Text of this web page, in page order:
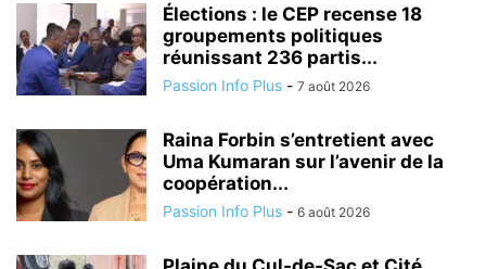
Élections : le CEP recense 18
groupements politiques
réunissant 236 partis...
Passion Info Plus - 7 août 2026
Raina Forbin s’entretient avec
Uma Kumaran sur l’avenir de la
coopération...
Passion Info Plus - 6 août 2026